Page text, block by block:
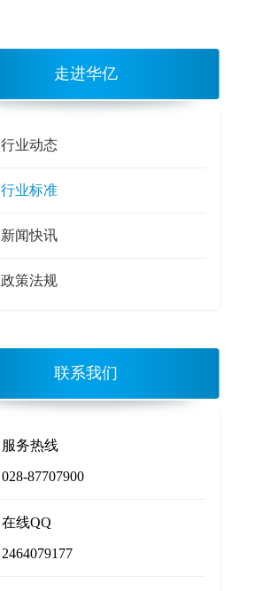
走进华亿
行业动态
行业标准
新闻快讯
政策法规
联系我们
服务热线
028-87707900
在线QQ
2464079177